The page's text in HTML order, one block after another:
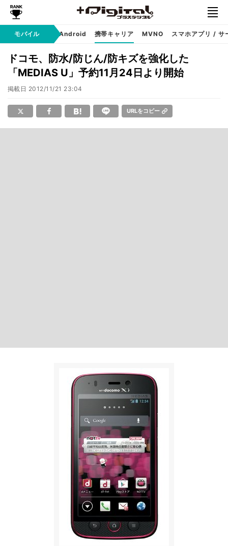
モバイル
iPhone Android 携帯キャリア MVNO スマホアプリ / サ
ドコモ、防水/防じん/防キズを強化した
「MEDIAS U」予約11月24日より開始
掲載日 2012/11/21 23:04
URLをコピー